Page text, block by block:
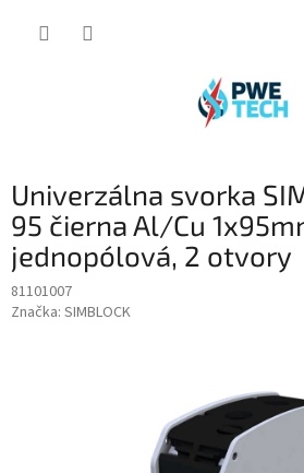
Univerzálna svorka
95 čierna Al/Cu
jednopólová, 2 otvory
81101007
Značka: SIMBLOCK